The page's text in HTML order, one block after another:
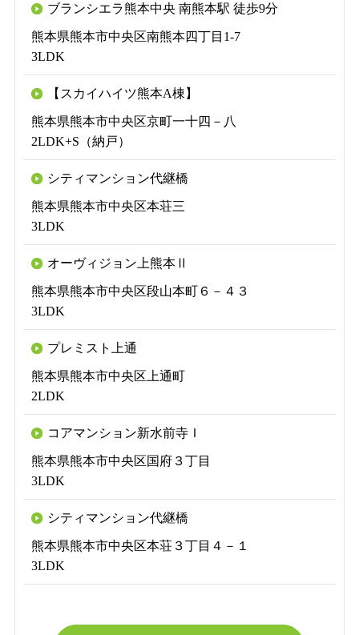
ブランシエラ熊本中央 南熊本駅 徒歩9分
熊本県熊本市中央区南熊本四丁目1-7
3LDK
【スカイハイツ熊本A棟】
熊本県熊本市中央区京町一十四－八
2LDK+S（納戸）
シティマンション代継橋
熊本県熊本市中央区本荘三
3LDK
オーヴィジョン上熊本Ⅱ
熊本県熊本市中央区段山本町６－４３
3LDK
プレミスト上通
熊本県熊本市中央区上通町
2LDK
コアマンション新水前寺Ｉ
熊本県熊本市中央区国府３丁目
3LDK
シティマンション代継橋
熊本県熊本市中央区本荘３丁目４－１
3LDK